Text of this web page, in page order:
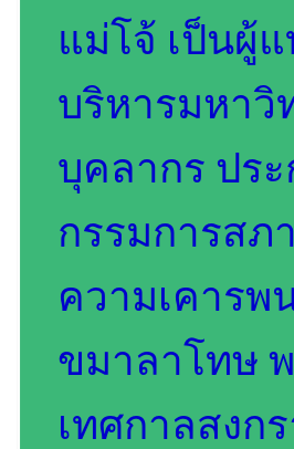
แม่โจ้ เป็นผู้
บริหารมหาวิ
บุคลากร ปร
กรรมการส
ความเคาร
ขมาลาโทษ
เทศกาลสง